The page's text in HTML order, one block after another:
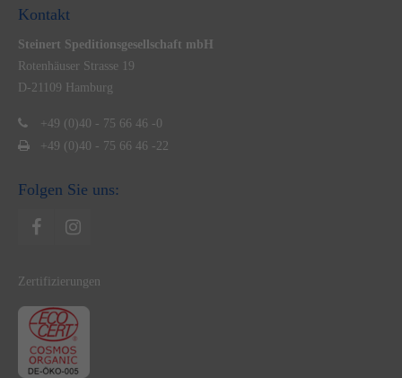
Kontakt
Steinert Speditionsgesellschaft mbH
Rotenhäuser Strasse 19
D-21109 Hamburg
+49 (0)40 - 75 66 46 -0
+49 (0)40 - 75 66 46 -22
Folgen Sie uns:
Zertifizierungen